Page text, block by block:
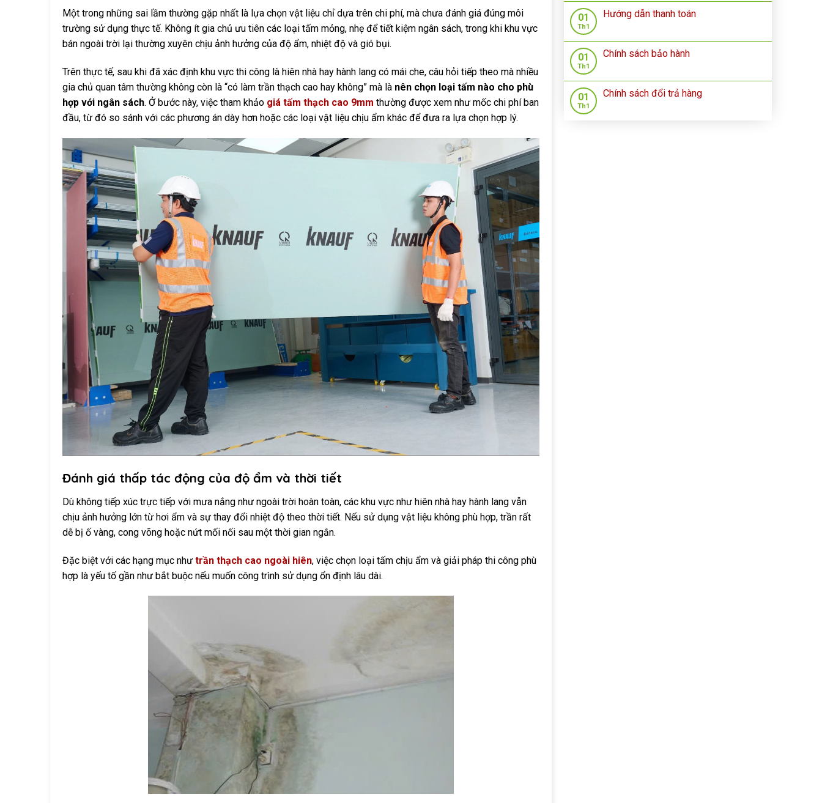
Một trong những sai lầm thường gặp nhất là lựa chọn vật liệu chỉ dựa trên chi phí, mà chưa đánh giá đúng môi
trường sử dụng thực tế. Không ít gia chủ ưu tiên các loại tấm mỏng, nhẹ để tiết kiệm ngân sách, trong khi khu vực
bán ngoài trời lại thường xuyên chịu ảnh hưởng của độ ẩm, nhiệt độ và gió bụi.
Trên thực tế, sau khi đã xác định khu vực thi công là hiên nhà hay hành lang có mái che, câu hỏi tiếp theo mà nhiều
gia chủ quan tâm thường không còn là “có làm trần thạch cao hay không” mà là nên chọn loại tấm nào cho phù
hợp với ngân sách. Ở bước này, việc tham khảo giá tấm thạch cao 9mm thường được xem như mốc chi phí ban
đầu, từ đó so sánh với các phương án dày hơn hoặc các loại vật liệu chịu ẩm khác để đưa ra lựa chọn hợp lý.
Đánh giá thấp tác động của độ ẩm và thời tiết
Dù không tiếp xúc trực tiếp với mưa nắng như ngoài trời hoàn toàn, các khu vực như hiên nhà hay hành lang vẫn
chịu ảnh hưởng lớn từ hơi ẩm và sự thay đổi nhiệt độ theo thời tiết. Nếu sử dụng vật liệu không phù hợp, trần rất
dễ bị ố vàng, cong võng hoặc nứt mối nối sau một thời gian ngắn.
Đặc biệt với các hạng mục như trần thạch cao ngoài hiên, việc chọn loại tấm chịu ẩm và giải pháp thi công phù
hợp là yếu tố gần như bắt buộc nếu muốn công trình sử dụng ổn định lâu dài.
01
Th1
Hướng dẫn thanh toán
01
Th1
Chính sách bảo hành
01
Th1
Chính sách đổi trả hàng